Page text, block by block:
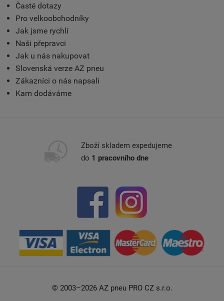
Časté dotazy
Pro velkoobchodníky
Jak jsme rychlí
Naši přepravci
Jak u nás nakupovat
Slovenská verze AZ pneu
Zákazníci o nás napsali
Kam dodáváme
Zboží skladem expedujeme
do 1 pracovního dne
© 2003–2026 AZ pneu PRO CZ s.r.o.